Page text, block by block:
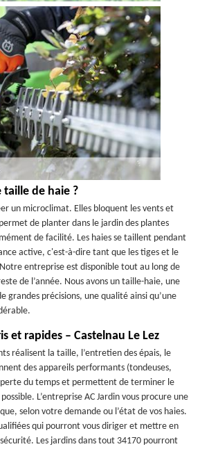
de haie ?
un microclimat. Elles bloquent les vents et
de planter dans le jardin des plantes
de facilité. Les haies se taillent pendant
active, c'est-à-dire tant que les tiges et le
entreprise est disponible tout au long de
de l’année. Nous avons un taille-haie, une
grandes précisions, une qualité ainsi qu’une
et rapides – Castelnau Le Lez
réalisent la taille, l’entretien des épais, le
des appareils performants (tondeuses,
du temps et permettent de terminer le
L’entreprise AC Jardin vous procure une
selon votre demande ou l’état de vos haies.
qui pourront vous diriger et mettre en
Les jardins dans tout 34170 pourront